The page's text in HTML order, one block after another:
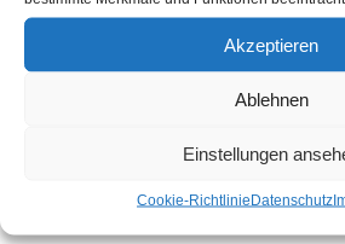
Akzeptieren
Ablehnen
Einstellungen
Cookie-RichtlinieDatenschutz